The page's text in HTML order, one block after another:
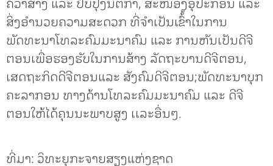
ສິ່ງອຳນວຍຄວາມສະດວກ ທີ່ຈຳເປັນເຂົ້້າໃນການ
ພັດທະນາໂທລະຄົມມະນາຄົມ ແລະ ການຫັນເປັນດີຈີ
ຕອນເພື່ອຮອງຮັບໃນການສ້າງ ລັດຖະບານດີຈີຕອນ,
ເສດຖະກິດດີຈີຕອນແລະ ສັງຄົມດີຈີຕອນ;ພັດທະນາບຸກ
ຄະລາກອນ ທາງດ້ານໂທລະຄົມມະນາຄົມ ແລະ ດີຈີ
ຕອນໃຫ້ໄດ້ຄຸນນະພາບສູງ ເເລະອື່ນໆ.
ທີ່ມາ: ວິທະຍຸກະຈາຍສຽງແຫ່ງຊາດ